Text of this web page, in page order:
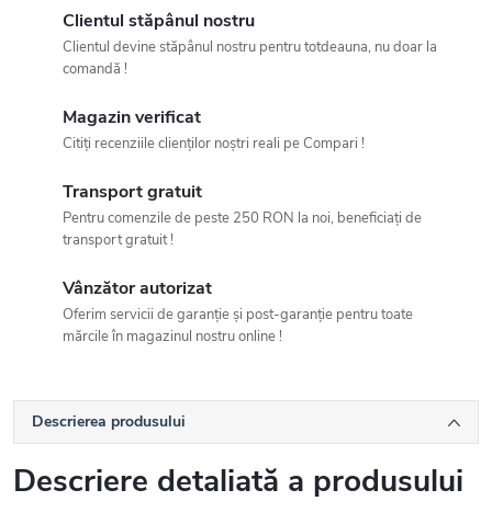
Clientul stăpânul nostru
Clientul devine stăpânul nostru pentru totdeauna, nu doar la
comandă !
Magazin verificat
Citiți recenziile clienților noștri reali pe Compari !
Transport gratuit
Pentru comenzile de peste 250 RON la noi, beneficiați de
transport gratuit !
Vânzător autorizat
Oferim servicii de garanție și post-garanție pentru toate
mărcile în magazinul nostru online !
Descrierea produsului
Descriere detaliată a produsului